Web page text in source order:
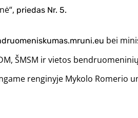
priedas Nr. 5.
bei
ŠMSM ir vietos
renginyje Mykolo Romerio